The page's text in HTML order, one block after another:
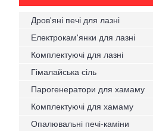
Дров'яні печі для лазні
Електрокам'янки для лазні
Комплектуючі для лазні
Гімалайська сіль
Парогенератори для хамаму
Комплектуючі для хамаму
Опалювальні печі-каміни